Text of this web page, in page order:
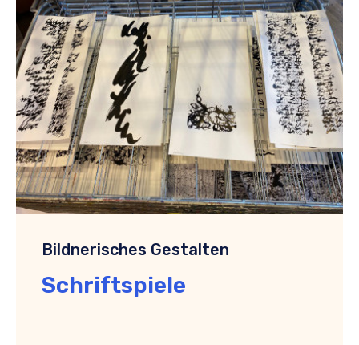
Bildnerisches Gestalten
Schriftspiele